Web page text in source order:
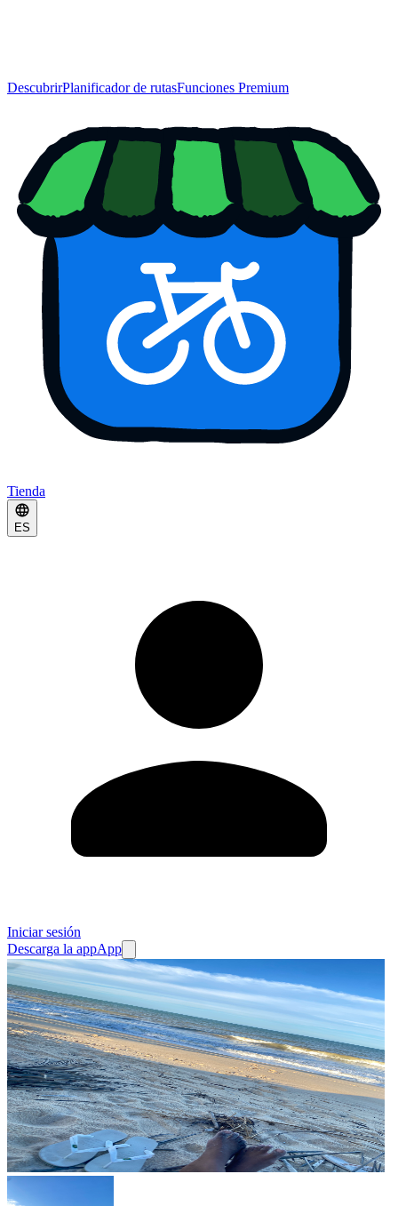
DescubrirPlanificador de rutasFunciones Premium
Tienda
ES
Iniciar sesión
Descarga la appApp